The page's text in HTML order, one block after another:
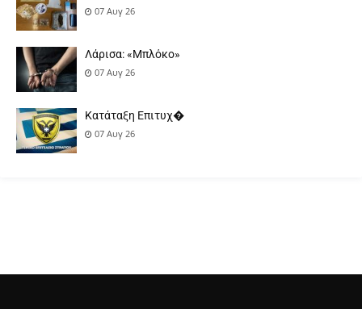
07 Αυγ 26
Λάρισα: «Μπλόκο»
07 Αυγ 26
Κατάταξη Επιτυχ�
07 Αυγ 26